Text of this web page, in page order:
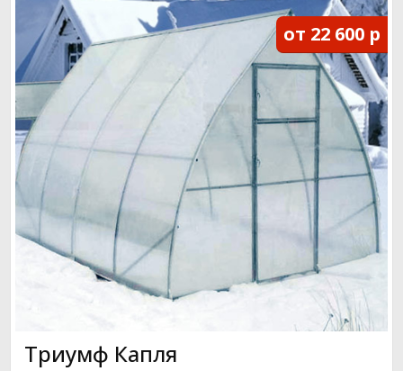
от 22 600 р
Триумф Капля